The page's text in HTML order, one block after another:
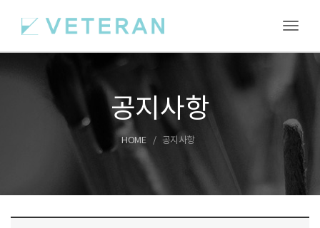
공지사항
HOME 공지사항